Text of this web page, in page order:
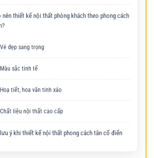
nên thiết kế nội thất phòng khách theo phong cách
Vẻ đẹp sang trọng
Màu sắc tinh tế
Hoạ tiết, hoa văn tinh xảo
Chất liệu nội thất cao cấp
ý khi thiết kế nội thất phong cách tân cổ điển